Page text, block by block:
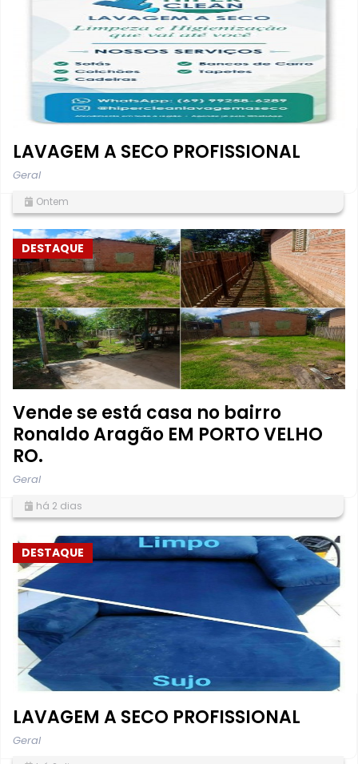
LAVAGEM A SECO PROFISSIONAL
Geral
Ontem
DESTAQUE
Vende se está casa no bairro
Ronaldo Aragão EM PORTO VELHO
RO.
Geral
há 2 dias
DESTAQUE
LAVAGEM A SECO PROFISSIONAL
Geral